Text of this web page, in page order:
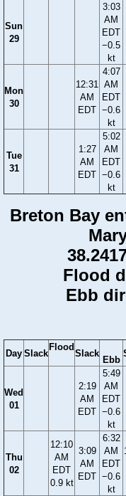
Sun
29
3:03
AM
EDT
−0.5
kt
Mon
30
12:31
AM
EDT
4:07
AM
EDT
−0.6
kt
Tue
31
1:27
AM
EDT
5:02
AM
EDT
−0.6
kt
Breton Bay
Flood
Ebb
Day Slack
Flood
Slack
Ebb
Wed
01
2:19
AM
EDT
5:49
AM
EDT
−0.6
kt
Thu
02
12:10
AM
EDT
0.9 kt
3:09
AM
EDT
6:32
AM
EDT
−0.6
kt